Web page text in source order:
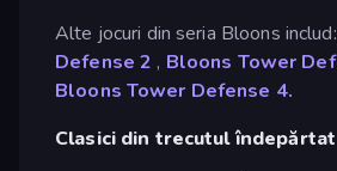
Alte jocuri din seria Bloons includ:
Defense 2 , Bloons Tower
Bloons Tower Defense 4.
Clasici din trecutul îndepărtat